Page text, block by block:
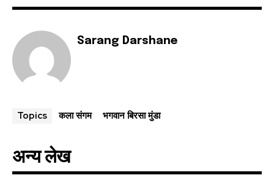
Sarang Darshane
Topics कला संगम भगवान बिरसा मुंडा
अन्य लेख